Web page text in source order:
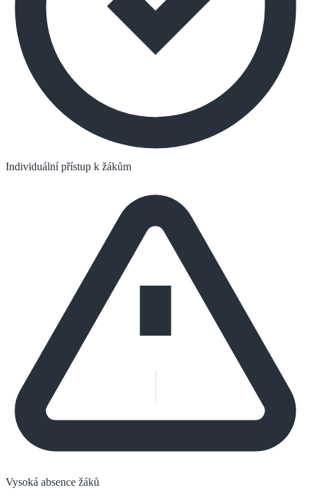
Individuální přístup k žákům
Vysoká absence žáků